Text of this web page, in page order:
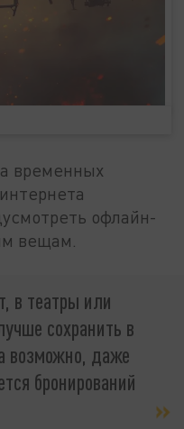
временных
офлайн-
вещам.
в театры или
сохранить в
возможно, даже
бронирований